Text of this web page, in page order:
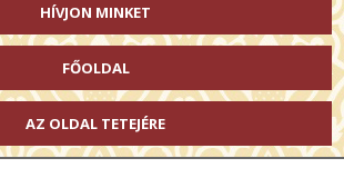
HÍVJON MINKET
FŐOLDAL
AZ OLDAL TETEJÉRE